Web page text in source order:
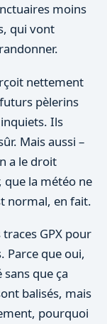
moins
qui vont
nettement
pèlerins
Ils
Mais aussi –
a le droit
que la météo ne
normal, en fait.
GPX pour
Parce que oui,
que ça
balisés, mais
pourquoi